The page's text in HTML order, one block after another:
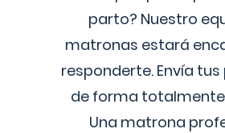
parto? Nuestro
matronas estará
responderte. Envía
de forma
Una matrona